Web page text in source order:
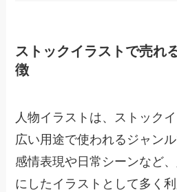
ストックイラストで売れ
徴
人物イラストは、ストック
広い用途で使われるジャンル
感情表現や日常シーンなど
にしたイラストとして多く利